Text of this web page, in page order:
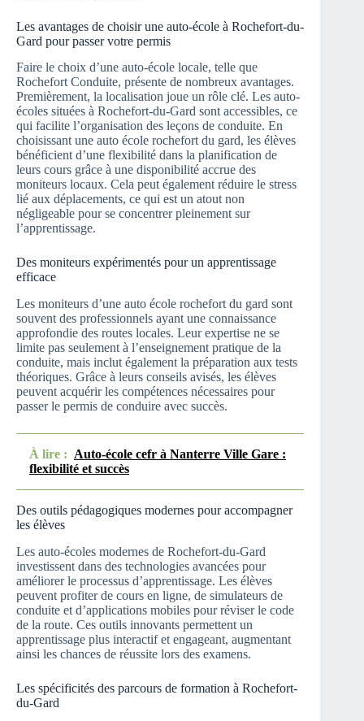
Les avantages de choisir une auto-école à Rochefort-du-
Gard pour passer votre permis
Faire le choix d’une auto-école locale, telle que
Rochefort Conduite, présente de nombreux avantages.
Premièrement, la localisation joue un rôle clé. Les auto-
écoles situées à Rochefort-du-Gard sont accessibles, ce
qui facilite l’organisation des leçons de conduite. En
choisissant une auto école rochefort du gard, les élèves
bénéficient d’une flexibilité dans la planification de
leurs cours grâce à une disponibilité accrue des
moniteurs locaux. Cela peut également réduire le stress
lié aux déplacements, ce qui est un atout non
négligeable pour se concentrer pleinement sur
l’apprentissage.
Des moniteurs expérimentés pour un apprentissage
efficace
Les moniteurs d’une auto école rochefort du gard sont
souvent des professionnels ayant une connaissance
approfondie des routes locales. Leur expertise ne se
limite pas seulement à l’enseignement pratique de la
conduite, mais inclut également la préparation aux tests
théoriques. Grâce à leurs conseils avisés, les élèves
peuvent acquérir les compétences nécessaires pour
passer le permis de conduire avec succès.
À lire : Auto-école cefr à Nanterre Ville Gare :
flexibilité et succès
Des outils pédagogiques modernes pour accompagner
les élèves
Les auto-écoles modernes de Rochefort-du-Gard
investissent dans des technologies avancées pour
améliorer le processus d’apprentissage. Les élèves
peuvent profiter de cours en ligne, de simulateurs de
conduite et d’applications mobiles pour réviser le code
de la route. Ces outils innovants permettent un
apprentissage plus interactif et engageant, augmentant
ainsi les chances de réussite lors des examens.
Les spécificités des parcours de formation à Rochefort-
du-Gard